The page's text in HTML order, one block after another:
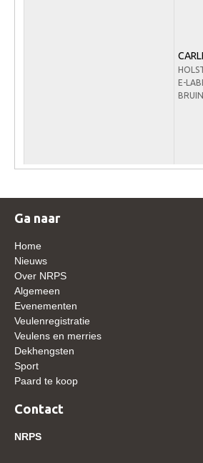
AANMELDEN
ZADEL 2026
Verrichtingsonderzoek NRPS
Verrichtingsonderzoek 2024-2025
E-
Ga naar
Home
Nieuws
Over NRPS
Algemeen
Evenementen
Veulenregistratie
Veulens en merries
Dekhengsten
Sport
Paard te koop
Contact
NRPS